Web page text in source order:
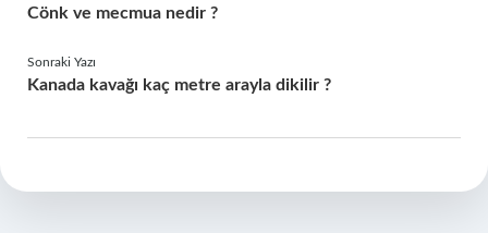
Cönk ve mecmua nedir ?
Sonraki Yazı
Kanada kavağı kaç metre arayla dikilir ?